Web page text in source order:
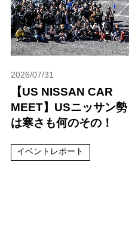
2026/07/31
【US NISSAN CAR
MEET】USニッサン勢
は寒さも何のその！
イベントレポート